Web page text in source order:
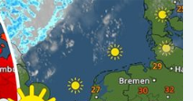
zondag. . . zondag 9